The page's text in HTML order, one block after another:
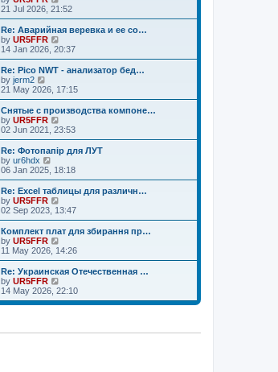
p
o
s
t
t
e
t
p
o
s
t
h
e
l
a
t
e
t
p
o
s
t
i
e
w
h
e
t
e
t
p
o
t
21 Jul 2026, 21:52
Re: Аварийная веревка и ее со…
by UR5FFR
i
e
w
h
e
l
a
t
e
t
p
o
t
14 Jan 2026, 20:37
Re: Pico NWT - анализатор бед…
by jerm2
i
e
w
t
h
e
l
a
t
e
t
p
o
t
21 May 2026, 17:15
Снятые с производства компоне…
by UR5FFR
i
e
w
t
h
e
l
a
t
e
t
p
o
t
02 Jun 2021, 23:53
Re: Фотопапір для ЛУТ
by ur6hdx
e
w
t
h
e
l
a
t
e
t
p
o
s
06 Jan 2025, 18:18
Re: Excel таблицы для различн…
by UR5FFR
i
e
w
h
e
l
a
t
e
s
o
02 Sep 2023, 13:47
Комплект плат для збирання пр…
by UR5FFR
i
e
w
h
e
l
11 May 2026, 14:26
Re: Украинская Отечественная …
by UR5FFR
i
e
14 May 2026, 22:10